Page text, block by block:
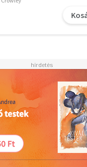
a küzdelem,
keresztül megrajzolja a
született az angliai
az 1987-ben
történelmi
Orosz­országról,
lassan, de
csuklya volt, amely illett
a közönséges
Mindkét kezében
jelképe. […]##-